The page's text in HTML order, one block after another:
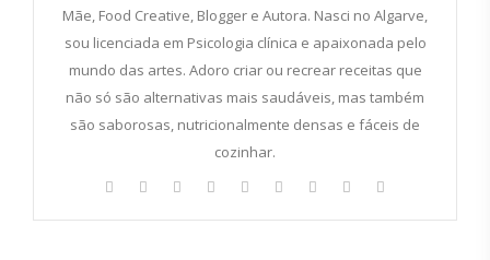
Mãe, Food Creative, Blogger e Autora. Nasci no Algarve,
sou licenciada em Psicologia clínica e apaixonada pelo
mundo das artes. Adoro criar ou recrear receitas que
não só são alternativas mais saudáveis, mas também
são saborosas, nutricionalmente densas e fáceis de
cozinhar.